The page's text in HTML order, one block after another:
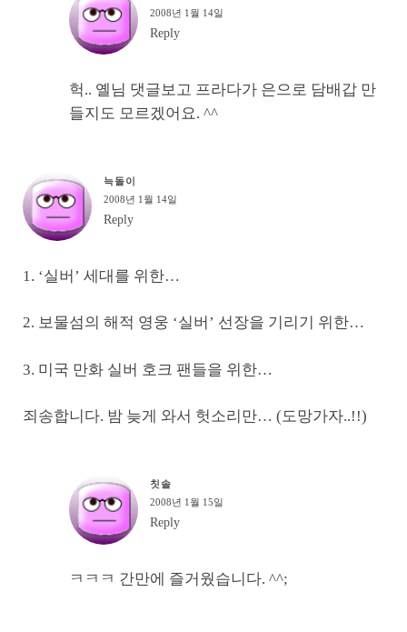
2008년 1월 14일
Reply
헉.. 옐님 댓글보고 프라다가 은으로 담배갑 만
들지도 모르겠어요. ^^
늑돌이
2008년 1월 14일
Reply
1. ‘실버’ 세대를 위한…
2. 보물섬의 해적 영웅 ‘실버’ 선장을 기리기 위한…
3. 미국 만화 실버 호크 팬들을 위한…
죄송합니다. 밤 늦게 와서 헛소리만… (도망가자..!!)
칫솔
2008년 1월 15일
Reply
ㅋㅋㅋ 간만에 즐거웠습니다. ^^;